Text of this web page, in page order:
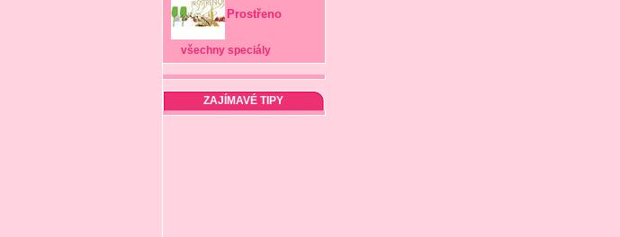
Prostřeno
všechny speciály
ZAJÍMAVÉ TIPY